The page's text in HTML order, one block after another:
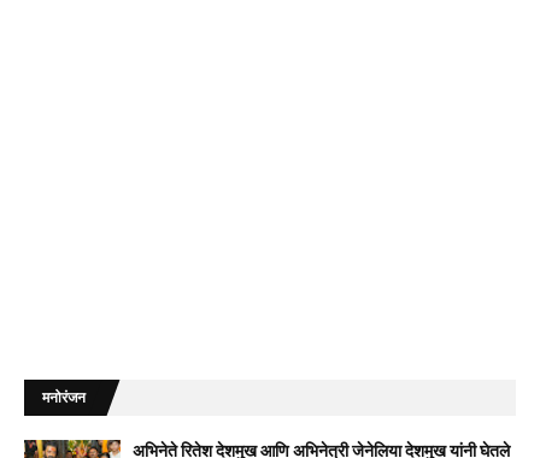
मनोरंजन
अभिनेते रितेश देशमुख आणि अभिनेत्री जेनेलिया देशमुख यांनी घेतले